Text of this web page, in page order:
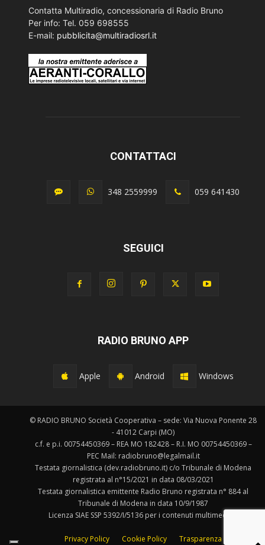
Contatta Multiradio, concessionaria di Radio Bruno
Per info: Tel. 059 698555
E-mail: pubblicita@multiradiosrl.it
CONTATTACI
348 2559999 059 641430
SEGUICI
RADIO BRUNO APP
Apple Android Windows
© RADIO BRUNO Società Cooperativa – sede: Via Nuova Ponente 28
- 41012 Carpi (MO)
c.f. e p.i. 00754450369 – REA MO 182428 – R.I. MO 00754450369 –
PEC Mail: radiobruno@legalmail.it
Testata giornalistica (dev.radiobruno.it) c/o Tribunale di Modena
registrata al n°15/2021 in data 08/03/2021
Testata giornalistica emittente Radio Bruno registrata n° 884 al
Tribunale di Modena in data 10/9/1987
Licenza SIAE SSP 5392/I/5136 per i contenuti multimediali.
Privacy Policy Cookie Policy Trasparenza